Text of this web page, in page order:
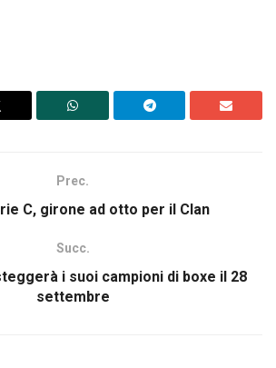
Prec.
C, girone ad otto per il Clan
Succ.
i suoi campioni di boxe il 28
settembre